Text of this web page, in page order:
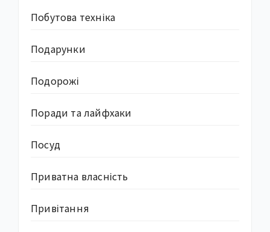
Побутова техніка
Подарунки
Подорожі
Поради та лайфхаки
Посуд
Приватна власність
Привітання